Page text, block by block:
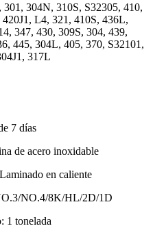
304N, 310S, S32305, 410,
L4, 321, 410S, 436L,
347, 430, 309S, 304, 439,
445, 304L, 405, 370, S32101,
317L
7 días
de acero inoxidable
en caliente
NO.4/8K/HL/2D/1D
1 tonelada